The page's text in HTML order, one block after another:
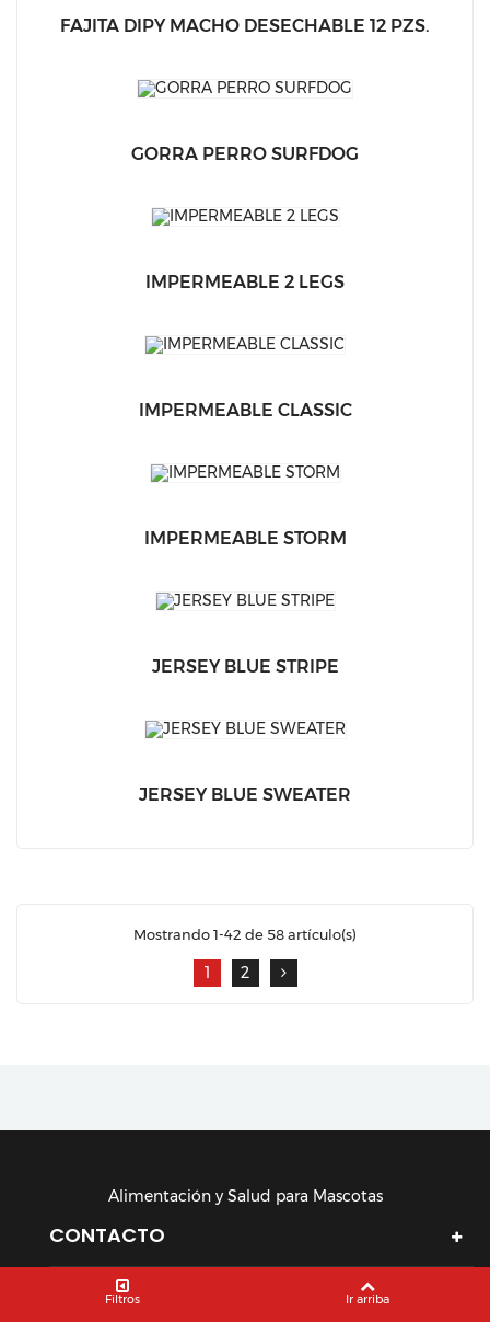
FAJITA DIPY MACHO DESECHABLE 12 PZS.
GORRA PERRO SURFDOG
IMPERMEABLE 2 LEGS
IMPERMEABLE CLASSIC
IMPERMEABLE STORM
JERSEY BLUE STRIPE
JERSEY BLUE SWEATER
Mostrando 1-42 de 58 artículo(s)
1 2
Alimentación y Salud para Mascotas
CONTACTO
Filtros Ir arriba